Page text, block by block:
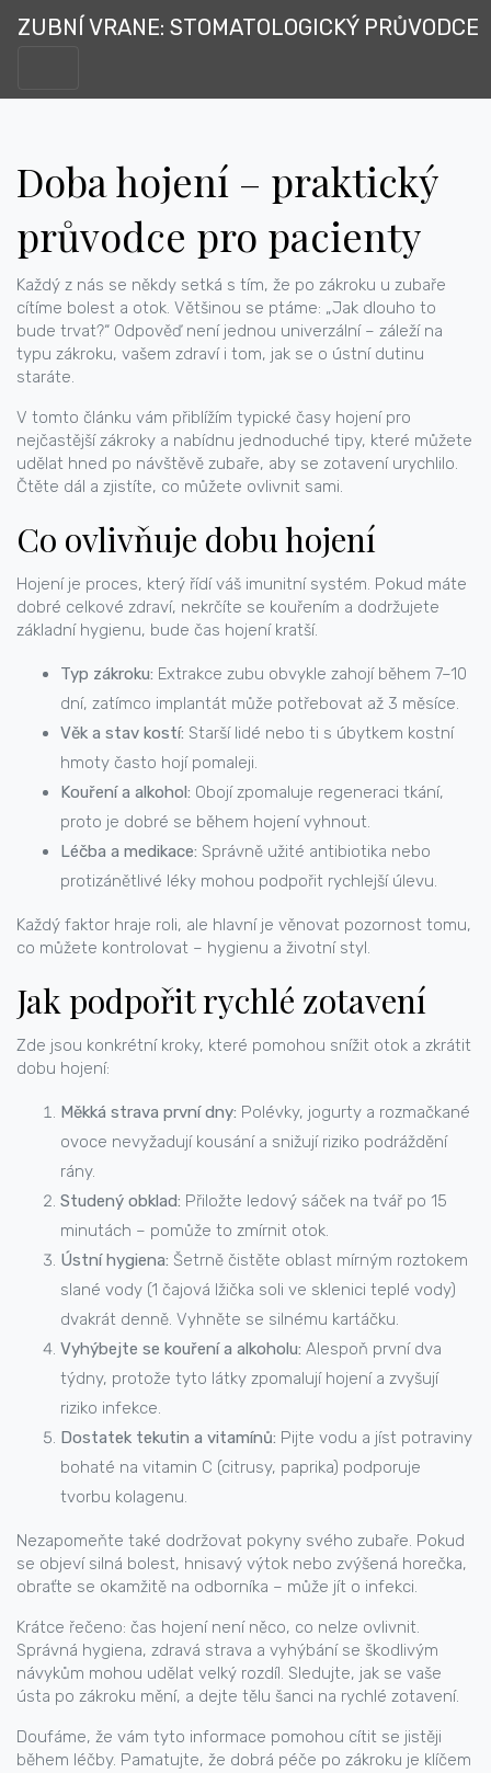
ZUBNÍ VRANE: STOMATOLOGICKÝ PRŮVODCE
Doba hojení – praktický
průvodce pro pacienty
Každý z nás se někdy setká s tím, že po zákroku u zubaře
cítíme bolest a otok. Většinou se ptáme: „Jak dlouho to
bude trvat?“ Odpověď není jednou univerzální – záleží na
typu zákroku, vašem zdraví i tom, jak se o ústní dutinu
staráte.
V tomto článku vám přiblížím typické časy hojení pro
nejčastější zákroky a nabídnu jednoduché tipy, které můžete
udělat hned po návštěvě zubaře, aby se zotavení urychlilo.
Čtěte dál a zjistíte, co můžete ovlivnit sami.
Co ovlivňuje dobu hojení
Hojení je proces, který řídí váš imunitní systém. Pokud máte
dobré celkové zdraví, nekrčíte se kouřením a dodržujete
základní hygienu, bude čas hojení kratší.
Typ zákroku: Extrakce zubu obvykle zahojí během 7–10
dní, zatímco implantát může potřebovat až 3 měsíce.
Věk a stav kostí: Starší lidé nebo ti s úbytkem kostní
hmoty často hojí pomaleji.
Kouření a alkohol: Obojí zpomaluje regeneraci tkání,
proto je dobré se během hojení vyhnout.
Léčba a medikace: Správně užité antibiotika nebo
protizánětlivé léky mohou podpořit rychlejší úlevu.
Každý faktor hraje roli, ale hlavní je věnovat pozornost tomu,
co můžete kontrolovat – hygienu a životní styl.
Jak podpořit rychlé zotavení
Zde jsou konkrétní kroky, které pomohou snížit otok a zkrátit
dobu hojení:
Měkká strava první dny: Polévky, jogurty a rozmačkané
ovoce nevyžadují kousání a snižují riziko podráždění
rány.
Studený obklad: Přiložte ledový sáček na tvář po 15
minutách – pomůže to zmírnit otok.
Ústní hygiena: Šetrně čistěte oblast mírným roztokem
slané vody (1 čajová lžička soli ve sklenici teplé vody)
dvakrát denně. Vyhněte se silnému kartáčku.
Vyhýbejte se kouření a alkoholu: Alespoň první dva
týdny, protože tyto látky zpomalují hojení a zvyšují
riziko infekce.
Dostatek tekutin a vitamínů: Pijte vodu a jíst potraviny
bohaté na vitamin C (citrusy, paprika) podporuje
tvorbu kolagenu.
Nezapomeňte také dodržovat pokyny svého zubaře. Pokud
se objeví silná bolest, hnisavý výtok nebo zvýšená horečka,
obraťte se okamžitě na odborníka – může jít o infekci.
Krátce řečeno: čas hojení není něco, co nelze ovlivnit.
Správná hygiena, zdravá strava a vyhýbání se škodlivým
návykům mohou udělat velký rozdíl. Sledujte, jak se vaše
ústa po zákroku mění, a dejte tělu šanci na rychlé zotavení.
Doufáme, že vám tyto informace pomohou cítit se jistěji
během léčby. Pamatujte, že dobrá péče po zákroku je klíčem